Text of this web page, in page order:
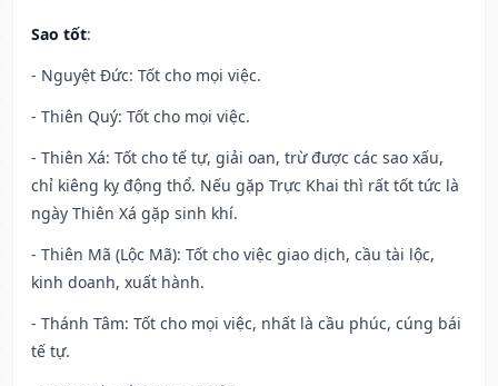
Sao tốt:
- Nguyệt Đức: Tốt cho mọi việc.
- Thiên Quý: Tốt cho mọi việc.
- Thiên Xá: Tốt cho tế tự, giải oan, trừ được các sao xấu,
chỉ kiêng kỵ động thổ. Nếu gặp Trực Khai thì rất tốt tức là
ngày Thiên Xá gặp sinh khí.
- Thiên Mã (Lộc Mã): Tốt cho việc giao dịch, cầu tài lộc,
kinh doanh, xuất hành.
- Thánh Tâm: Tốt cho mọi việc, nhất là cầu phúc, cúng bái
tế tự.